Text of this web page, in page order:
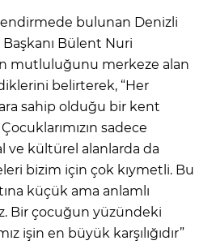
bulunan Denizli
Bülent Nuri
mutluluğunu merkeze alan
belirterek, “Her
sahip olduğu bir kent
sadece
ve kültürel alanlarda da
bizim için çok kıymetli. Bu
küçük ama anlamlı
Bir çocuğun yüzündeki
işin en büyük karşılığıdır”